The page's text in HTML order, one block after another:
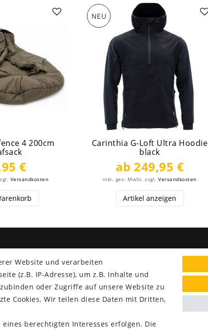
4 200cm
€
Versandkosten
NEU
Carinthia G-Loft Ultra Hoodie
black
ab 249,95 €
inkl. ges. MwSt. zzgl.Versandkosten
Artikel anzeigen
Lieferung nur 2,95 €
Rücksendung kostenfrei
14 Tage Rückgaberecht
Website und verarbeiten
(z.B. IP-Adresse), um z.B. Inhalte und
oder Zugriffe auf unsere Website zu
Cookies. Wir teilen diese Daten mit Dritten,
berechtigten Interesses erfolgen. Die